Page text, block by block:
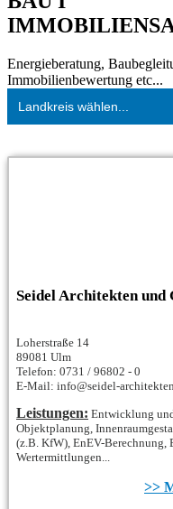
Energieberatung,
Immobilienbewertung etc...
Landkreis wählen...
Seidel Architekten
Loherstraße 14
89081 Ulm
Telefon: 0731 / 96802 - 0
E-Mail: info@seidel-
Leistungen: Entwicklung
Objektplanung,
(z.B. KfW), EnEV-Berechnung,
Wertermittlungen...
>>